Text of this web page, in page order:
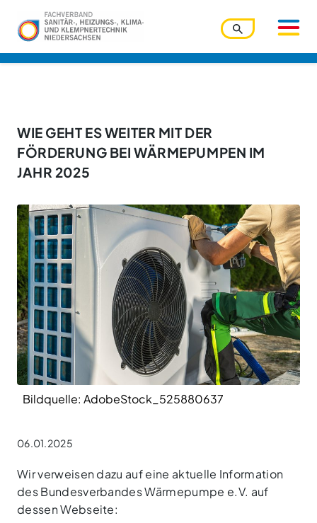
Passwort
Passwort vergessen?
Ihre Zugangsdaten werden über den Zentralverband
verwaltet. Bitte nutzen Sie die dortige Funktion.
Angemeldet bleiben
WIE GEHT ES WEITER MIT DER
FÖRDERUNG BEI WÄRMEPUMPEN IM
JAHR 2025
Bildquelle: AdobeStock_525880637
06.01.2025
Wir verweisen dazu auf eine aktuelle Information
des Bundesverbandes Wärmepumpe e.V. auf
dessen Webseite: